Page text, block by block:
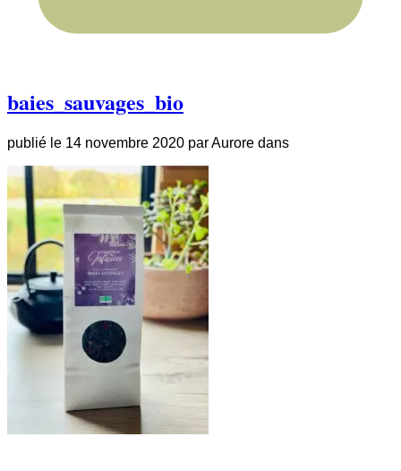
baies_sauvages_bio
publié le 14 novembre 2020 parAurore dans